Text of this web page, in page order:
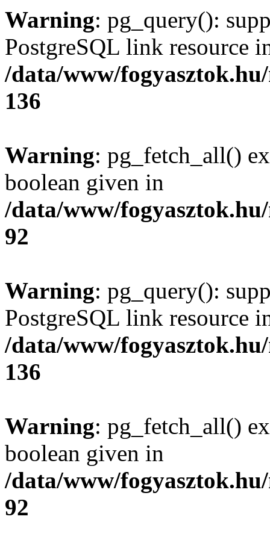
Warning: pg_query():
PostgreSQL link resource
/data/www/
136
Warning: pg_fetch_all()
boolean given in
/data/www/
92
Warning: pg_query():
PostgreSQL link resource
/data/www/
136
Warning: pg_fetch_all()
boolean given in
/data/www/
92